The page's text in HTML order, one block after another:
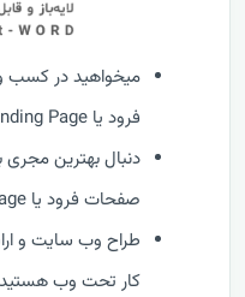
میخواهید در کسب
فرود یا Landing Page را پیاده سازی نمایید؟
دنبال بهترین
صفحات فرود یا Landing Page هستید؟
طراح وب سایت و
کار تحت وب هستید